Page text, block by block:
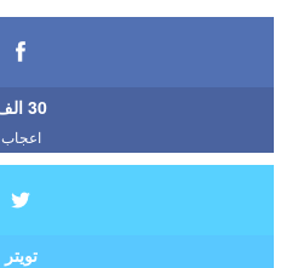
30 الف
اعجاب
تويتر